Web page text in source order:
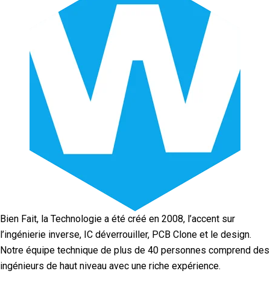
Bien Fait, la Technologie a été créé en 2008, l’accent sur
l’ingénierie inverse, IC déverrouiller, PCB Clone et le design.
Notre équipe technique de plus de 40 personnes comprend des
ingénieurs de haut niveau avec une riche expérience.